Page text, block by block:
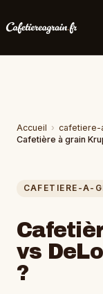
Accueil › cafetiere-
CAFETIERE-A-
vs
?